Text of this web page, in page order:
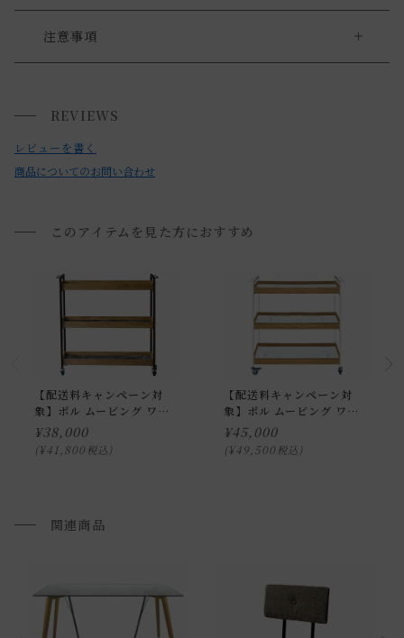
送料について
家具の場合、送料は1台ごとにかかります。
北海道・沖縄・離島への配送は別途お見積もりさせていただ
きます。
通常配送について
通常配送の場合、お品物は玄関前での引渡しとなります。
ません。
お届けする建物、および周囲の状況により、お客様に商品の
搬入のお手伝いをお願いさせて頂く場合がございます。
プルダウンからお住まいの地域の送料をお選び頂き、ご注文
開梱設置配送について
開梱設置配送の場合、お品物をお客様のお部屋までお届け
し、専用スタッフが商品の組み立てを行います。
注意事項
際の商品とで色の見え方が異なることもございます。ご了承
ください。
REVIEWS
レビューを書く
商品についてのお問い合わせ
このアイテムを見た方におすすめ
【配送料キャンペーン対
象】ポル ムービング ワゴ
ン ハーフ ラージ マットブ
ラック
¥38,000
¥41,800 税込
【配送料キャンペーン対
象】ポル ムービング ワゴ
ン ラージ ユロップグレー
¥45,000
¥49,500 税込
関連商品